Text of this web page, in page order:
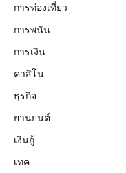
การท่องเที่ยว
การพนัน
การเงิน
คาสิโน
ธุรกิจ
ยานยนต์
เงินกู้
เทค